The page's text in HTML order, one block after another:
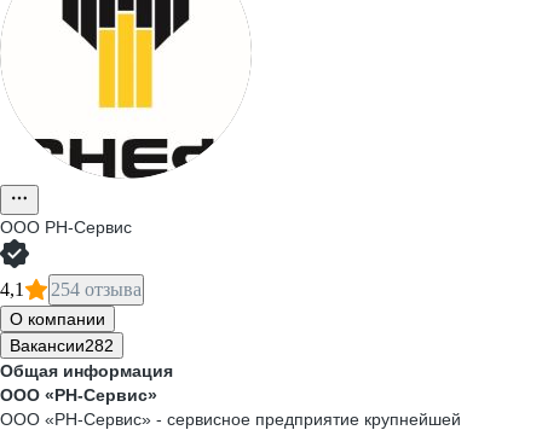
ООО РН-Сервис
4,1 254 отзыва
О компании
Вакансии282
Общая информация
ООО «РН-Сервис»
ООО «РН-Сервис» - сервисное предприятие крупнейшей